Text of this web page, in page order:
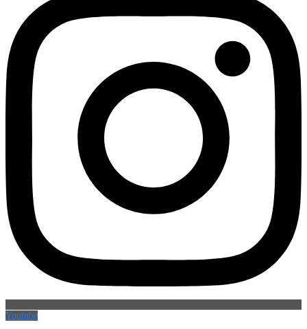
Youtube